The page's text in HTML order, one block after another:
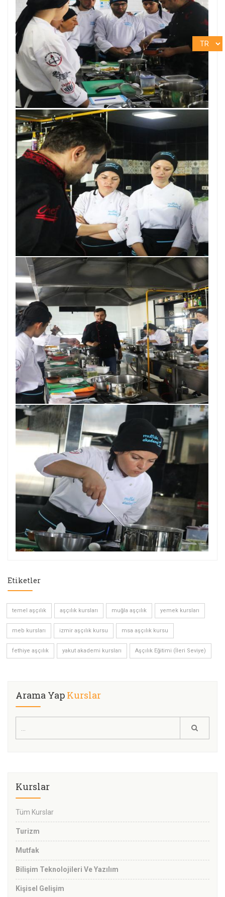
Etiketler
temel aşçılık aşçılık kursları muğla aşçılık yemek kursları
meb kursları izmir aşçılık kursu msa aşçılık kursu
fethiye aşçılık yakut akademi kursları Aşçılık Eğitimi (İleri Seviye)
Arama Yap Kurslar
Kurslar
Tüm Kurslar
Turizm
Mutfak
Bilişim Teknolojileri Ve Yazılım
Kişisel Gelişim